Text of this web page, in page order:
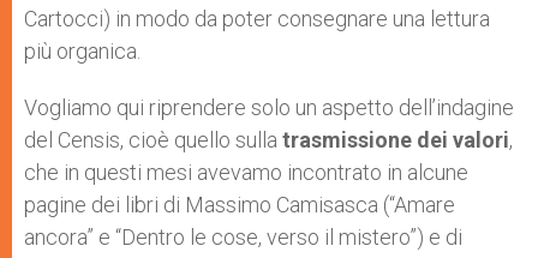
Cartocci) in modo da poter consegnare una lettura
più organica.
Vogliamo qui riprendere solo un aspetto dell’indagine
del Censis, cioè quello sulla trasmissione dei valori,
che in questi mesi avevamo incontrato in alcune
pagine dei libri di Massimo Camisasca (“Amare
ancora” e “Dentro le cose, verso il mistero”) e di